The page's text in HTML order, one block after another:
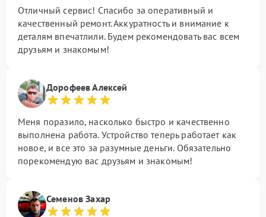
Отличный сервис! Спасибо за оперативный и
качественный ремонт. Аккуратность и внимание к
деталям впечатлили. Будем рекомендовать вас всем
друзьям и знакомым!
Дорофеев Алексей
Меня поразило, насколько быстро и качественно
выполнена работа. Устройство теперь работает как
новое, и все это за разумные деньги. Обязательно
порекомендую вас друзьям и знакомым!
Семенов Захар